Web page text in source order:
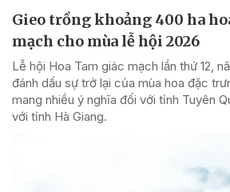
Gieo trồng khoảng 400 ha
mạch cho mùa lễ hội 2026
Lễ hội Hoa Tam giác mạch lần thứ 12,
đánh dấu sự trở lại của mùa hoa đặc
mang nhiều ý nghĩa đối với tỉnh Tuyên
với tỉnh Hà Giang.